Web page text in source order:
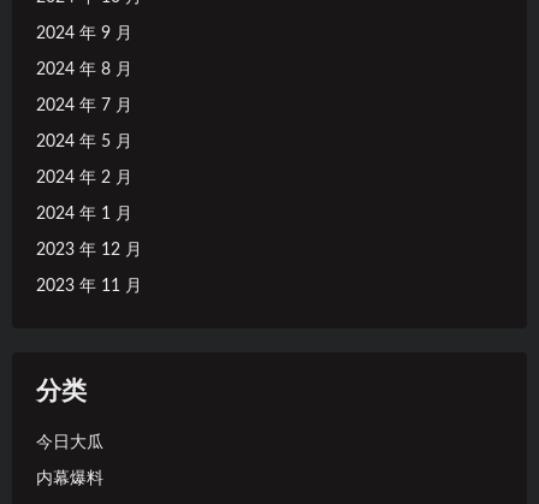
2024 年 9 月
2024 年 8 月
2024 年 7 月
2024 年 5 月
2024 年 2 月
2024 年 1 月
2023 年 12 月
2023 年 11 月
分类
今日大瓜
内幕爆料